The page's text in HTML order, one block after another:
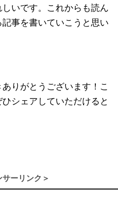
いです。これからも読ん
事を書いていこうと思い
りがとうございます！こ
シェアしていただけると
サーリンク＞